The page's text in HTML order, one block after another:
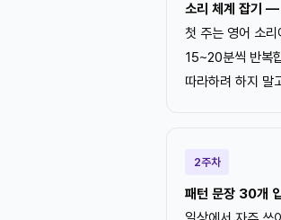
소리 체계 잡기 —
첫 주는 영어 소
15~20분씩 반복
따라하려 하지 말
2주차
패턴 문장 30개